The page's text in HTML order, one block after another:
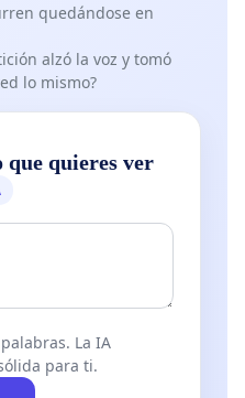
quedándose en
alzó la voz y tomó
lo mismo?
que quieres ver
La IA
para ti.